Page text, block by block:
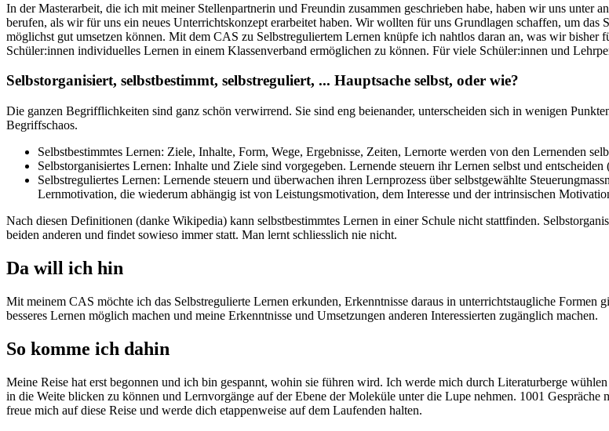
In der Masterarbeit, die ich mit meiner Stellenpartnerin und Freundin zusammen geschrieben habe, haben wir uns unter
berufen, als wir für uns ein neues Unterrichtskonzept erarbeitet haben. Wir wollten für uns Grundlagen schaffen, um
möglichst gut umsetzen können. Mit dem CAS zu Selbstreguliertem Lernen knüpfe ich nahtlos daran an, was wir
Schüler:innen individuelles Lernen in einem Klassenverband ermöglichen zu können. Für viele Schüler:innen und
Selbstorganisiert, selbstbestimmt, selbstreguliert, ... Hauptsache selbst, oder wie?
Die ganzen Begrifflichkeiten sind ganz schön verwirrend. Sie sind eng beienander, unterscheiden sich in wenigen
Begriffschaos.
Selbstbestimmtes Lernen: Ziele, Inhalte, Form, Wege, Ergebnisse, Zeiten, Lernorte werden von den Lernenden
Selbstorganisiertes Lernen: Inhalte und Ziele sind vorgegeben. Lernende steuern ihr Lernen selbst und
Selbstreguliertes Lernen: Lernende steuern und überwachen ihren Lernprozess über selbstgewählte
Lernmotivation, die wiederum abhängig ist von Leistungsmotivation, dem Interesse und der intrinsischen
Nach diesen Definitionen (danke Wikipedia) kann selbstbestimmtes Lernen in einer Schule nicht stattfinden.
beiden anderen und findet sowieso immer statt. Man lernt schliesslich nie nicht.
Da will ich hin
Mit meinem CAS möchte ich das Selbstregulierte Lernen erkunden, Erkenntnisse daraus in unterrichtstaugliche
besseres Lernen möglich machen und meine Erkenntnisse und Umsetzungen anderen Interessierten zugänglich machen.
So komme ich dahin
Meine Reise hat erst begonnen und ich bin gespannt, wohin sie führen wird. Ich werde mich durch Literaturberge
in die Weite blicken zu können und Lernvorgänge auf der Ebene der Moleküle unter die Lupe nehmen. 1001
freue mich auf diese Reise und werde dich etappenweise auf dem Laufenden halten.